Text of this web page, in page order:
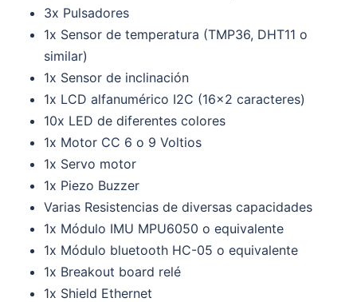
3x Pulsadores
1x Sensor de temperatura (TMP36, DHT11 o
similar)
1x Sensor de inclinación
1x LCD alfanumérico I2C (16×2 caracteres)
10x LED de diferentes colores
1x Motor CC 6 o 9 Voltios
1x Servo motor
1x Piezo Buzzer
Varias Resistencias de diversas capacidades
1x Módulo IMU MPU6050 o equivalente
1x Módulo bluetooth HC-05 o equivalente
1x Breakout board relé
1x Shield Ethernet